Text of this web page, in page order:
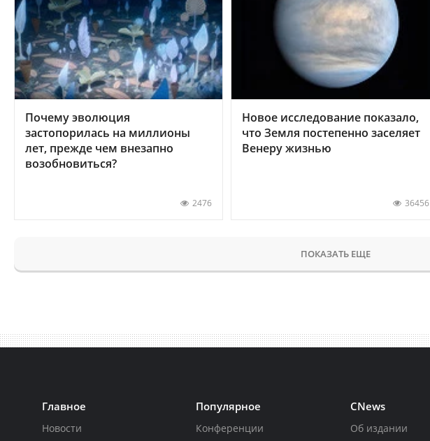
Почему эволюция
застопорилась на миллионы
лет, прежде чем внезапно
возобновиться?
2476
Новое исследование показало,
что Земля постепенно заселяет
Венеру жизнью
36456
ПОКАЗАТЬ ЕЩЕ
Главное
Новости
Популярное
Конференции
CNews
Об издании